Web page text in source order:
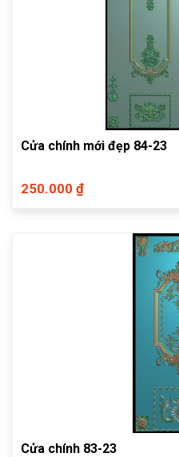
Cửa chính mới đẹp 84-23
250.000 ₫
Cửa chính 83-23